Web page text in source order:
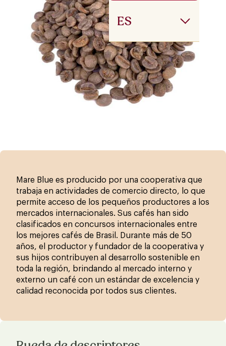
ES
Mare Blue es producido por una cooperativa que
trabaja en actividades de comercio directo, lo que
permite acceso de los pequeños productores a los
mercados internacionales. Sus cafés han sido
clasificados en concursos internacionales entre
los mejores cafés de Brasil. Durante más de 50
años, el productor y fundador de la cooperativa y
sus hijos contribuyen al desarrollo sostenible en
toda la región, brindando al mercado interno y
externo un café con un estándar de excelencia y
calidad reconocida por todos sus clientes.